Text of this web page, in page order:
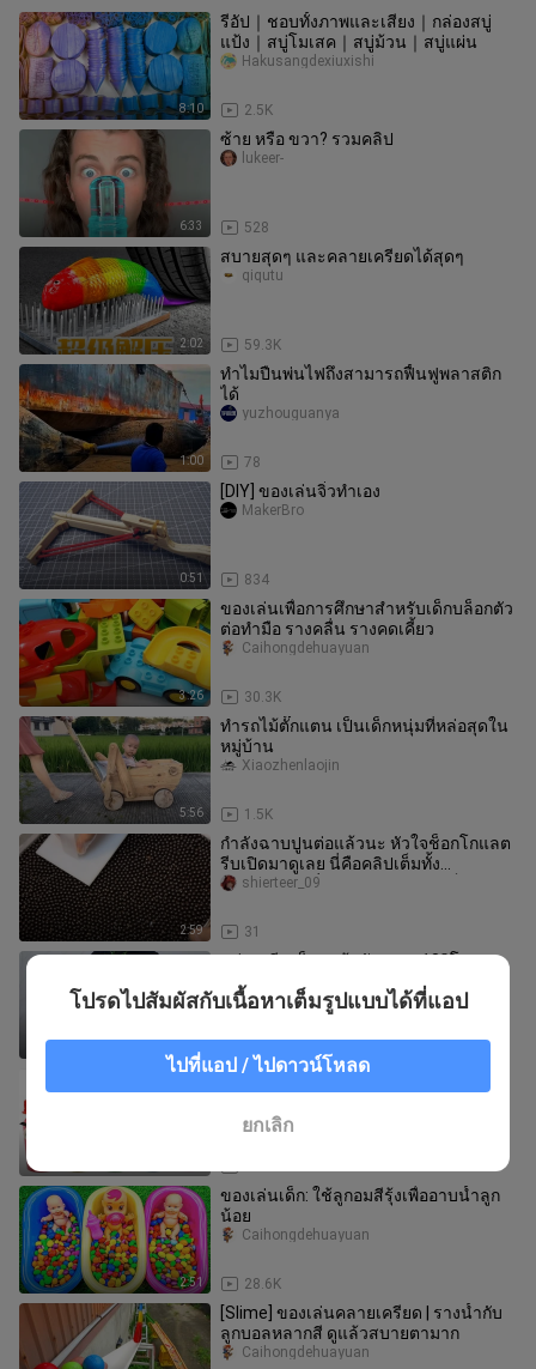
8:10
รีอัป｜ชอบทั้งภาพและเสียง｜กล่องสบู่
แป้ง｜สบู่โมเสค｜สบู่ม้วน｜สบู่แผ่น
2.5K
Hakusangdexiuxishi
6:33
ซ้าย หรือ ขวา? รวมคลิป
528
lukeer-
2:02
สบายสุดๆ และคลายเครียดได้สุดๆ
59.3K
qiqutu
1:00
ทำไมปืนพ่นไฟถึงสามารถฟื้นฟูพลาสติก
ได้
78
yuzhouguanya
0:51
[DIY] ของเล่นจิ๋วทำเอง
834
MakerBro
3:26
ของเล่นเพื่อการศึกษาสำหรับเด็กบล็อกตัว
ต่อทำมือ รางคลื่น รางคดเคี้ยว
30.3K
Caihongdehuayuan
5:56
ทำรถไม้ตั๊กแตน เป็นเด็กหนุ่มที่หล่อสุดใน
หมู่บ้าน
1.5K
Xiaozhenlaojin
2:59
กำลังฉาบปูนต่อแล้วนะ หัวใจช็อกโกแลต
รีบเปิดมาดูเลย นี่คือคลิปเต็มทั้ง
กระบวนการที่พวกคุณชอบดู! ใช้ช็อก
31
shierteer_09
แค่ลูกเดียวก็พอแล้วสับปะรด18กิโล
สำหรับทุกคนในทุกวัน ไม่ใช่ปัญหาใหญ่
โตTangxiansheng_sugar
[ไลฟ์สไตล์]ทำทรายไคเนติก ขวดน้ำ
การ์ตูนห้าสี ขวดนมเป็ดน้อย
Caihongdehuayuan
2:51
ของเล่นเด็ก: ใช้ลูกอมสีรุ้งเพื่ออาบน้ำลูก
น้อย
28.6K
Caihongdehuayuan
[Slime] ของเล่นคลายเครียด | รางน้ำกับ
ลูกบอลหลากสี ดูแล้วสบายตามาก
Caihongdehuayuan
โปรดไปสัมผัสกับเนื้อหาเต็มรูปแบบได้ที่แอป
ไปที่แอป / ไปดาวน์โหลด
ยกเลิก